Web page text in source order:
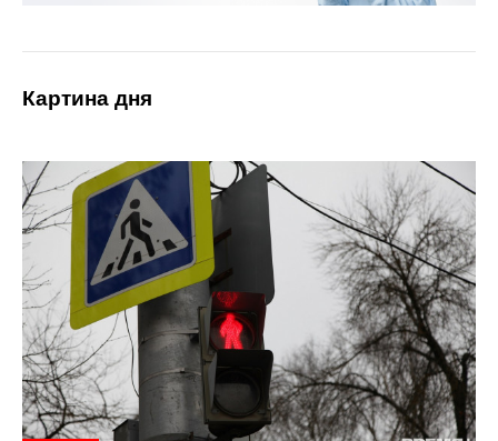
Картина дня